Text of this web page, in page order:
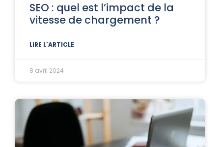
SEO : quel est l’impact de la
vitesse de chargement ?
LIRE L'ARTICLE
8 avril 2024